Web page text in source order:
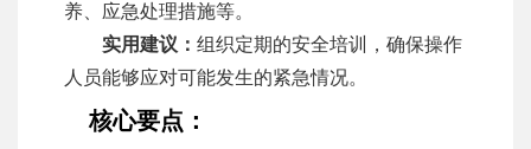
养、应急处理措施等。
实用建议： 组织定期的安全培训，确保操作
人员能够应对可能发生的紧急情况。
核心要点：